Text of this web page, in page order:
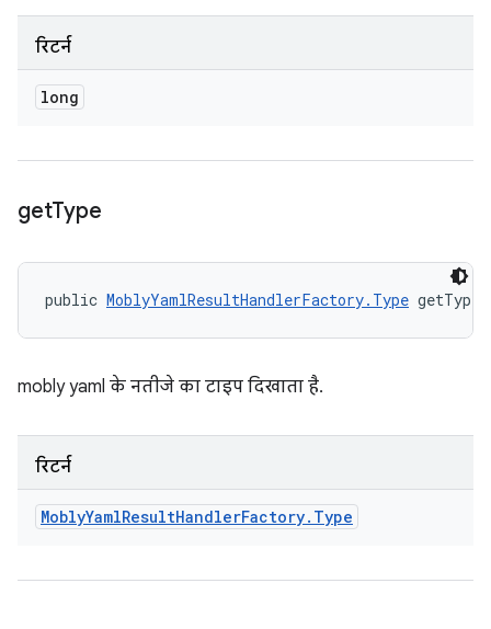
रिटर्न
long
getType
public MoblyYamlResultHandlerFactory.Type
mobly yaml के नतीजे का टाइप दिखाता है.
रिटर्न
MoblyYamlResultHandlerFactory. Type